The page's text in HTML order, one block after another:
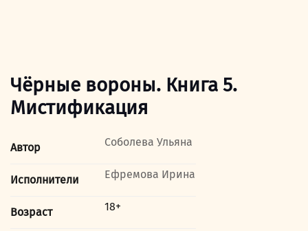
Чёрные вороны. Книга 5.
Мистификация
Автор Соболева Ульяна
Исполнители Ефремова Ирина
Возраст 18+